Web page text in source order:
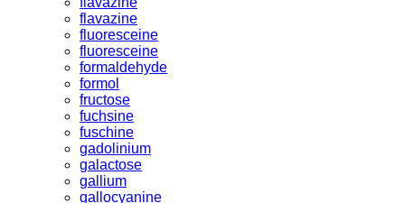
flavazine
fluoresceine
fluoresceine
formaldehyde
formol
fructose
fuchsine
fuschine
gadolinium
galactose
gallium
gallocyanine